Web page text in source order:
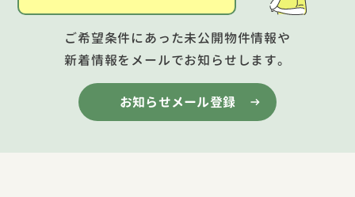
ご希望条件にあった未公開物件情報や
新着情報をメールでお知らせします。
お知らせメール登録